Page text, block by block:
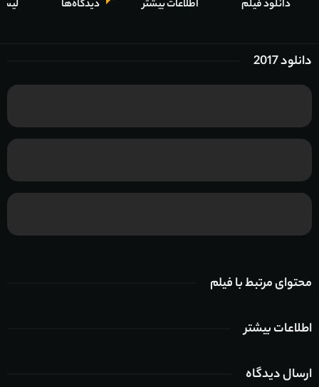
دانلود فیلم اطلاعات بیشتر دیدگاه‌ها
دانلود 2017
محتوای مرتبط با فیلم
اطلاعات بیشتر
ارسال دیدگاه